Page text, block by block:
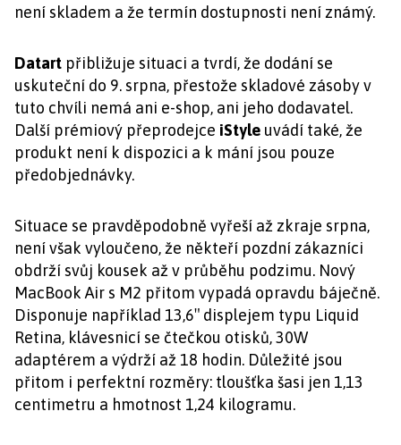
není skladem a že termín dostupnosti není známý.
Datart přibližuje situaci a tvrdí, že dodání se
uskuteční do 9. srpna, přestože skladové zásoby v
tuto chvíli nemá ani e-shop, ani jeho dodavatel.
Další prémiový přeprodejce iStyle uvádí také, že
produkt není k dispozici a k mání jsou pouze
předobjednávky.
Situace se pravděpodobně vyřeší až zkraje srpna,
není však vyloučeno, že někteří pozdní zákazníci
obdrží svůj kousek až v průběhu podzimu. Nový
MacBook Air s M2 přitom vypadá opravdu báječně.
Disponuje například 13,6″ displejem typu Liquid
Retina, klávesnicí se čtečkou otisků, 30W
adaptérem a výdrží až 18 hodin. Důležité jsou
přitom i perfektní rozměry: tloušťka šasi jen 1,13
centimetru a hmotnost 1,24 kilogramu.